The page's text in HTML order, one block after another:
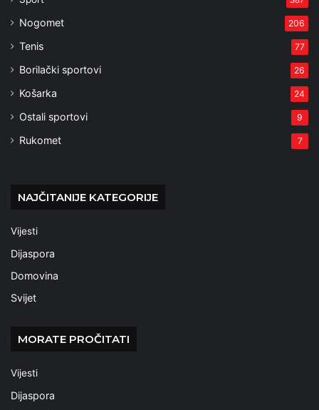
Nogomet 206
Tenis 77
Borilački sportovi 26
Košarka 24
Ostali sportovi 9
Rukomet 7
NAJČITANIJE KATEGORIJE
Vijesti
Dijaspora
Domovina
Svijet
MORATE PROČITATI
Vijesti
Dijaspora